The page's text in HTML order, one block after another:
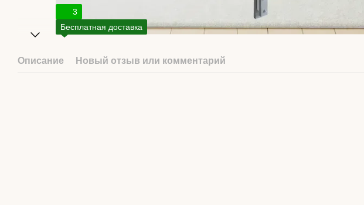
3
Бесплатная доставка
Описание Новый отзыв или комментарий